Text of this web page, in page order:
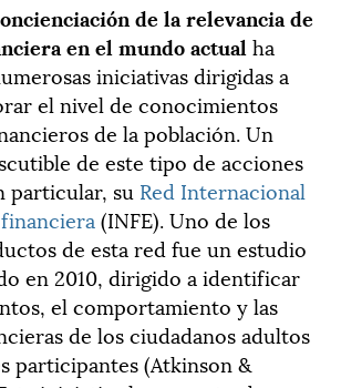
de la relevancia de
en el mundo actual ha
iniciativas dirigidas a
el nivel de conocimientos
de la población. Un
de este tipo de acciones
particular, su Red Internacional
(INFE). Uno de los
de esta red fue un estudio
en 2010, dirigido a identificar
el comportamiento y las
de los ciudadanos adultos
participantes (Atkinson &